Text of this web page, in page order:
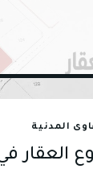
المدنية
العقار